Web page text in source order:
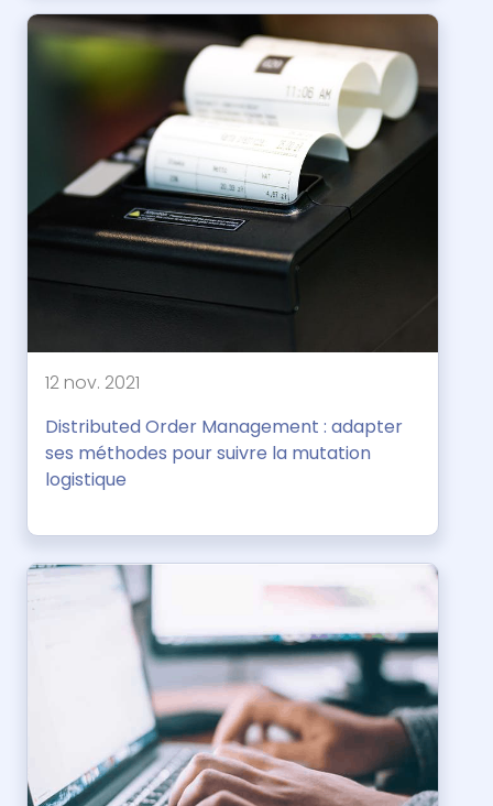
12 nov. 2021
Distributed Order Management : adapter
ses méthodes pour suivre la mutation
logistique